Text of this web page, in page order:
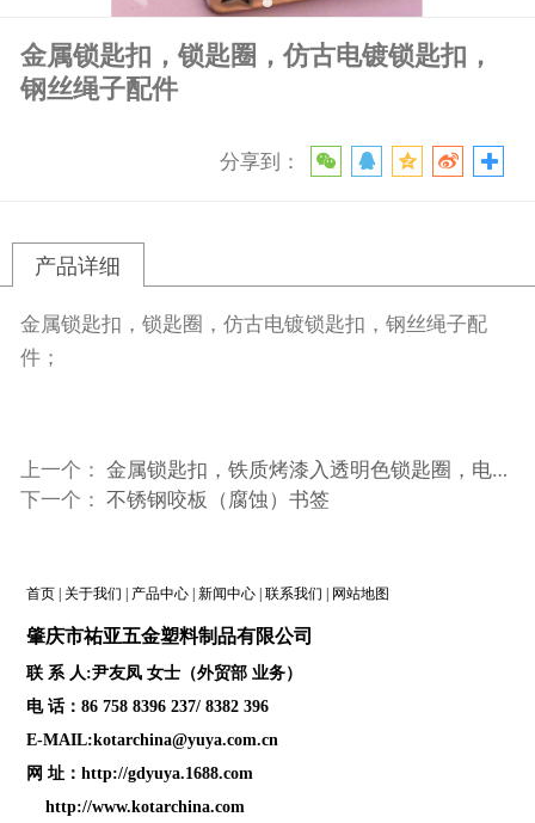
金属锁匙扣，锁匙圈，仿古电镀锁匙扣，
钢丝绳子配件
分享到：
产品详细
金属锁匙扣，锁匙圈，仿古电镀锁匙扣，钢丝绳子配
件；
上一个： 金属锁匙扣，铁质烤漆入透明色锁匙圈，电镀青铜
下一个： 不锈钢咬板（腐蚀）书签
首页| 关于我们 | 产品中心| 新闻中心| 联系我们 | 网站地图
肇庆市祐亚五金塑料制品有限公司
联 系 人:尹友凤 女士（外贸部 业务）
电 话：86 758 8396 237/ 8382 396
E-MAIL:kotarchina@yuya.com.cn
网 址： http://gdyuya.1688.com
http://www.kotarchina.com